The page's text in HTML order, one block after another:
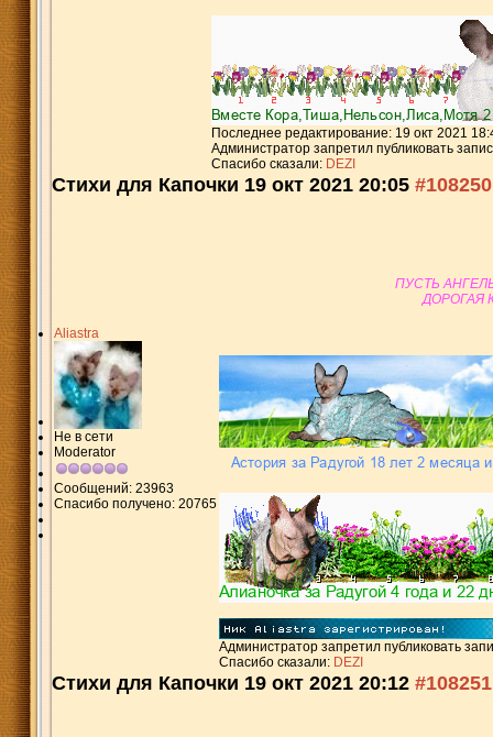
Последнее редактирование: 19 окт 2021
Администратор запретил публиковать
Спасибо сказали: DEZI
Стихи для Капочки 19 окт 2021 20:05 #108250
Aliastra
Не в сети
Moderator
Сообщений: 23963
Спасибо получено: 20765
ПУСТЬ
ДОРОГАЯ
Администратор запретил публиковать
Спасибо сказали: DEZI
Стихи для Капочки 19 окт 2021 20:12 #108251